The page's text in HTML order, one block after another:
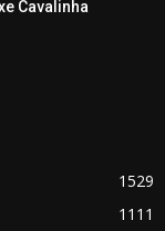
Cavalinha
1529
1111